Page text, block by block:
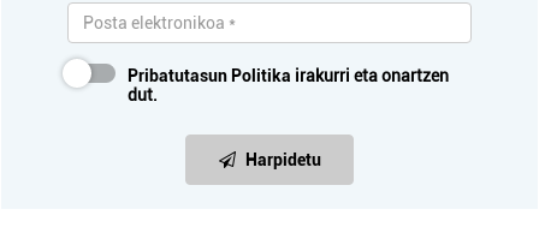
Pribatutasun Politika irakurri eta onartzen
dut.
Harpidetu